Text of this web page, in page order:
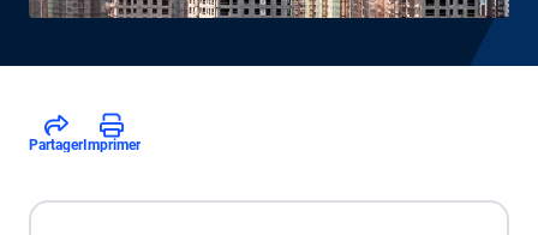
Partager Imprimer